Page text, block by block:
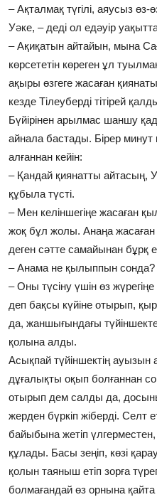
– Ақталмақ түгілі, аяусыз өз-
Уәке, – деді ол едәуір
– Ақиқатын айтайын, мына
көрсететін көреген ұл
ақыры өзгеге жасаған
кезде Тілеуберді тітірей
Бүйірінен арылмас шаншу
айнала бастады. Бірер минут
алғаннан кейін:
– Қандай қиянатты айтасың,
құбыла түсті.
– Мен келіншегіңе жасаған
жоқ бұл жолы. Анаңа
деген сәтте самайынан бұрқ
– Анама не қылыппын
– Оны түсіну үшін өз
деп бақсы күйіне отырып,
да, жаншығындағы
қолына алды.
Асықпай түйіншектің ауызын
дұғалықты оқып болғаннан
отырып дем салды да,
жерден бүркіп жіберді. Селт
байыбына жетіп
құлады. Басы зеңіп, көзі
қолын таяныш етіп зорға
болмағандай өз орнына қайта